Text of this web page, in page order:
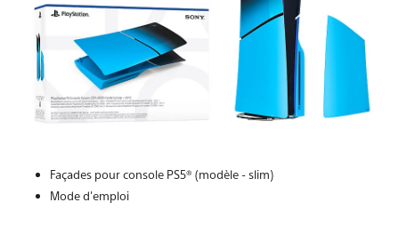
Façades pour console PS5® (modèle - slim)
Mode d'emploi